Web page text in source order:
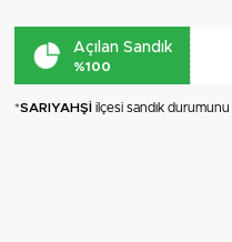
Açılan Sandık
%100
*SARIYAHŞİ ilçesi sandık durumunu